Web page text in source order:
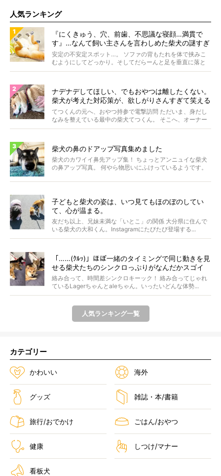
人気ランキング
『にくきゅう、穴、前歯、不思議な寝顔…満貫で
す』…なんて飼い主さんを言わしめた柴犬の謎すぎ
る寝相がコチラです。
安定の不安定スポット…。 ソファの背もたれを体で挟みこ
むようにしてどっかり。そしてだらーんと足を垂直に落と
して...
ナデナデしてほしい、でもおやつは離したくない。
柴犬が考えた対応策が、欲しがりさんすぎて笑える
【動画】
てつくんの元へ、おやつ持参で電撃訪問 ただいま、身だし
なみを整えている最中の柴犬てつくん。 そこへ、オーナー
さ...
柴犬の鼻のドアップ写真集めました
柴犬のカワイイ鼻先アップ集！ ちょっとアンニュイな柴犬
の鼻アップ写真。 何やら物思いにふけっているようです。
子どもと柴犬の姿は、いつ見てもほのぼのしてい
て、心が温まる。
友だち以上、兄妹未満な「いとこ」の関係 大分県に住んで
いる柴犬の大和くん。Instagramにたびたび登場する...
「……(ｸﾙｯ)」ほぼ一緒のタイミングで同じ動きを見
せる柴犬たちのシンクロっぷりがなんだかスゴイ
絡み合って、時間差シンクロキーック！ 絡み合ってじゃれ
ているLagerちゃんとaleちゃん。いったいどんな体勢...
人気ランキング一覧
カテゴリー
かわいい 海外
グッズ 雑誌・本/書籍
旅行/おでかけ ごはん/おやつ
健康 しつけ/マナー
看板犬